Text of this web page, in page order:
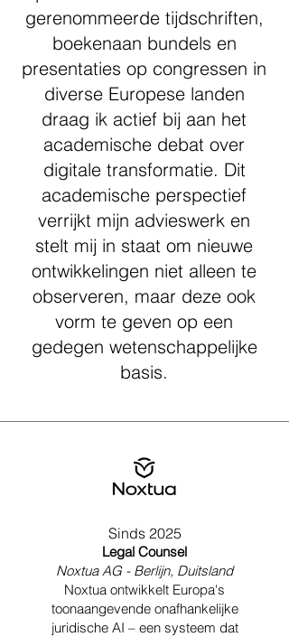
gerenommeerde tijdschriften,
boekenaan bundels en
presentaties op congressen in
diverse Europese landen
draag ik actief bij aan het
academische debat over
digitale transformatie. Dit
academische perspectief
verrijkt mijn advieswerk en
stelt mij in staat om nieuwe
ontwikkelingen niet alleen te
observeren, maar deze ook
vorm te geven op een
gedegen wetenschappelijke
basis.
Sinds 2025
Legal Counsel
Noxtua AG - Berlijn, Duitsland
Noxtua ontwikkelt Europa's
toonaangevende onafhankelijke
juridische AI – een systeem dat